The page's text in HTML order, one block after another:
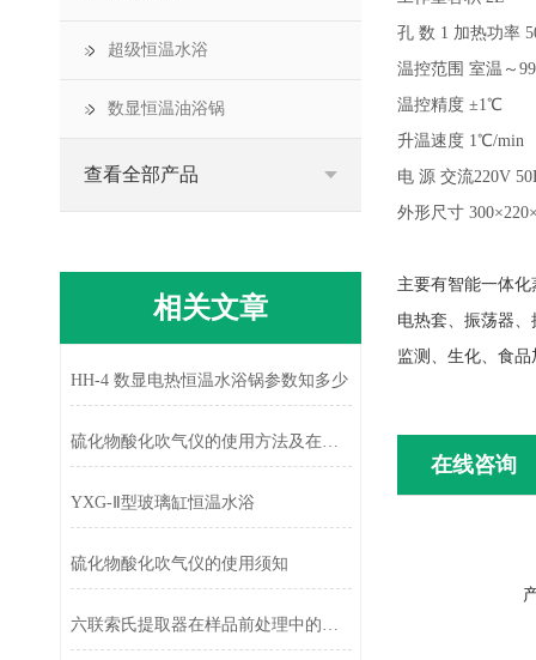
孔 数 1 加热功率
温控范围 室温～
温控精度 ±1℃
升温速度 1℃/min
电 源 交流220V
外形尺寸
主要有智能一体
电热套、振荡器
监测、生化、食
在线咨询
超级恒温水浴
数显恒温油浴锅
查看全部产品
相关文章
HH-4 数显电热恒温水浴锅参数知多少
硫化物酸化吹气仪的使用方法及在使用中需要注意的事项
YXG-Ⅱ型玻璃缸恒温水浴
硫化物酸化吹气仪的使用须知
六联索氏提取器在样品前处理中的应用与性能研究